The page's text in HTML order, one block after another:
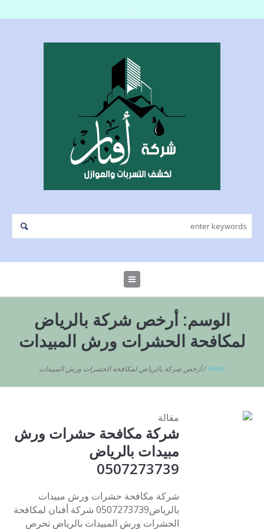
الوسم:أرخص شركة بالرياض
لمكافحة الحشرات ورش المبيدات
Home
/أرخص شركة بالرياض لمكافحة الحشرات ورش المبيدات
مقالة
شركة مكافحة حشرات ورش
مبيدات بالرياض
0507273739
شركة مكافحة حشرات ورش مبيدات
بالرياض0507273739 شركة أفنان لمكافحة
الحشرات ورش المبيدات بالرياض تحرص